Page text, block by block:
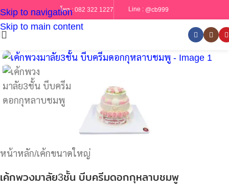
Skip to navigation
Skip to main content
โทร : 082 322 1227 Line : @cb999
หน้าหลัก/เค้กขนาดใหญ่
เค้กพวงมาลัย3ชั้น บีบครีมดอกกุหลาบชมพู